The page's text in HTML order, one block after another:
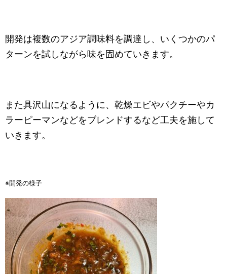
開発は複数のアジア調味料を調達し、いくつかのパ
ターンを試しながら味を固めていきます。
また具沢山になるように、乾燥エビやパクチーやカ
ラーピーマンなどをブレンドするなど工夫を施して
いきます。
※開発の様子